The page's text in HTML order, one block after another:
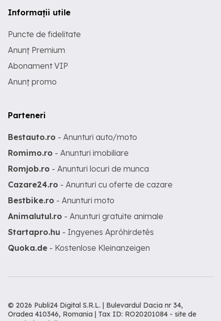
Informații utile
Puncte de fidelitate
Anunț Premium
Abonament VIP
Anunț promo
Parteneri
Bestauto.ro - Anunturi auto/moto
Romimo.ro - Anunturi imobiliare
Romjob.ro - Anunturi locuri de munca
Cazare24.ro - Anunturi cu oferte de cazare
Bestbike.ro - Anunturi moto
Animalutul.ro - Anunturi gratuite animale
Startapro.hu - Ingyenes Apróhirdetés
Quoka.de - Kostenlose Kleinanzeigen
© 2026 Publi24 Digital S.R.L. | Bulevardul Dacia nr 34,
Oradea 410346, Romania | Tax ID: RO20201084 - site de